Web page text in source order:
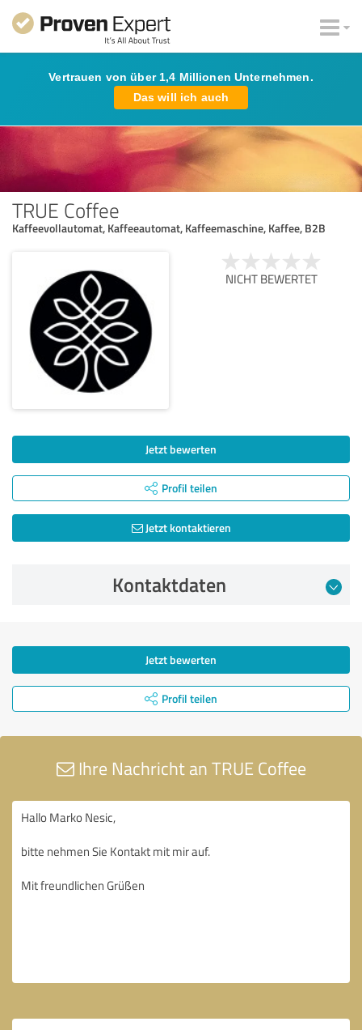
Vertrauen von über 1,4 Millionen Unternehmen.
Das will ich auch
TRUE Coffee
Kaffeevollautomat, Kaffeeautomat, Kaffeemaschine, Kaffee, B2B
NICHT BEWERTET
Jetzt bewerten
Profil teilen
Jetzt kontaktieren
Kontaktdaten
Jetzt bewerten
Profil teilen
Ihre Nachricht an TRUE Coffee